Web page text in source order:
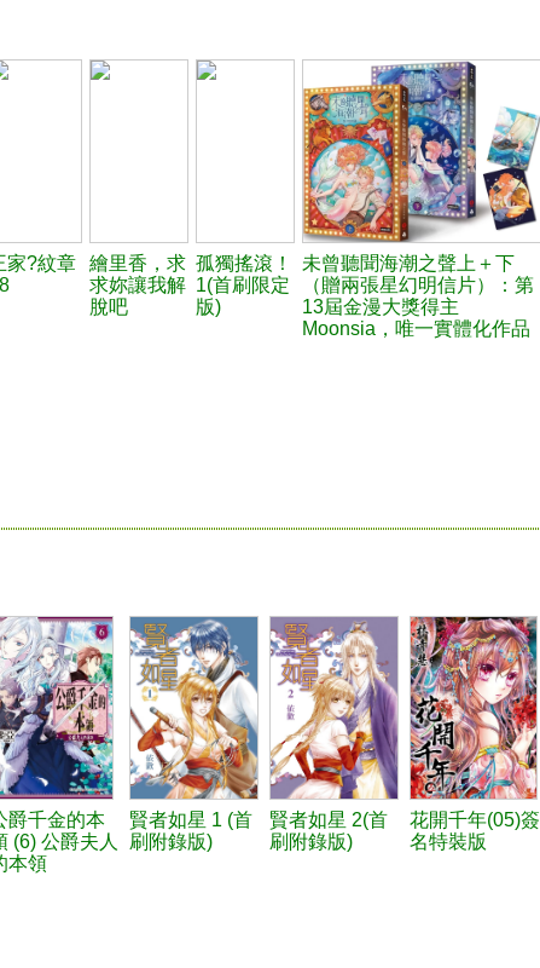
家?紋章
繪里香，求
求妳讓我解
脫吧
孤獨搖滾！
1(首刷限定
版)
未曾聽聞海潮之聲上＋下
（贈兩張星幻明信片）：第
13屆金漫大獎得主
Moonsia，唯一實體化作品
爵千金的本
(6) 公爵夫人
本領
賢者如星 1 (首
刷附錄版)
賢者如星 2(首
刷附錄版)
花開千年(05)簽
名特裝版